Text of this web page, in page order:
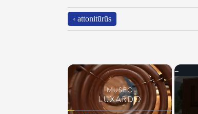
‹ attonitūrūs
×